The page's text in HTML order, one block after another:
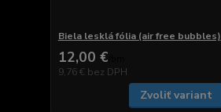
Biela lesklá fólia (air free bubbles)
12,00 €
9,76 € bez DPH
Zvoliť variant